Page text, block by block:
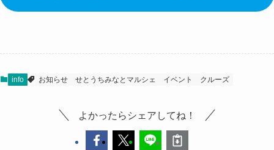
info お知らせ せとうちみなとマルシェ イベント クルーズ
よかったらシェアしてね！